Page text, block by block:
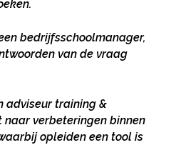
bedrijfsschoolmanager,
van de vraag
adviseur training &
verbeteringen binnen
opleiden een tool is